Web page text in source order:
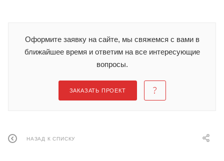
Оформите заявку на сайте, мы свяжемся с вами в
ближайшее время и ответим на все интересующие
вопросы.
ЗАКАЗАТЬ ПРОЕКТ
НАЗАД К СПИСКУ